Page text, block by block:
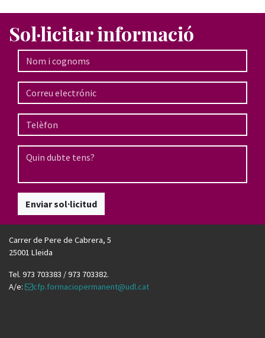
Sol·licitar informació
Enviar sol·licitud
Carrer de Pere de Cabrera, 5
25001 Lleida
Tel. 973 703383 / 973 703382.
A/e:
cfp.formaciopermanent@udl.cat